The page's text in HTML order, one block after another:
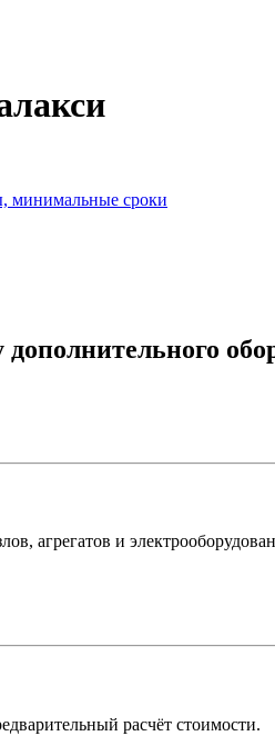
минимальные сроки
агрегатов и
расчёт стоимости.